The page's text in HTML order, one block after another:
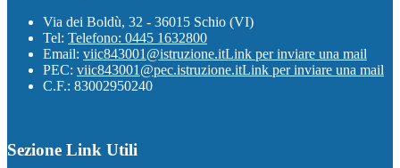
Via dei Boldù, 32 - 36015 Schio (VI)
Tel: Telefono: 0445 1632800
Email: viic843001@istruzione.itLink per inviare una mail
PEC: viic843001@pec.istruzione.itLink per inviare una mail
C.F.: 83002950240
Sezione Link Utili